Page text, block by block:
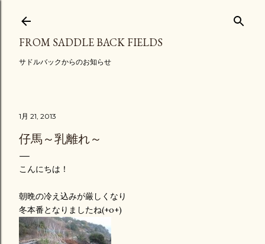
スキップしてメイン コンテンツに移動
FROM SADDLE BACK FIELDS
サドルバックからのお知らせ
1月 21, 2013
仔馬～乳離れ～
こんにちは！
朝晩の冷え込みが厳しくなり
冬本番となりましたね(+o+)